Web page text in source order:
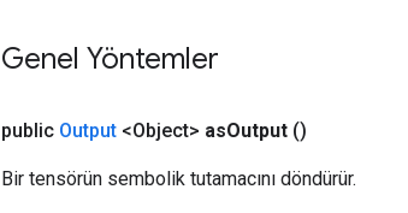
Genel Yöntemler
public Output <Object> asOutput ()
Bir tensörün sembolik tutamacını döndürür.